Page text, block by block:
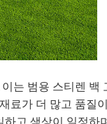
는 범용 스티렌
료가 더 많고 품질
고 색상이 일정